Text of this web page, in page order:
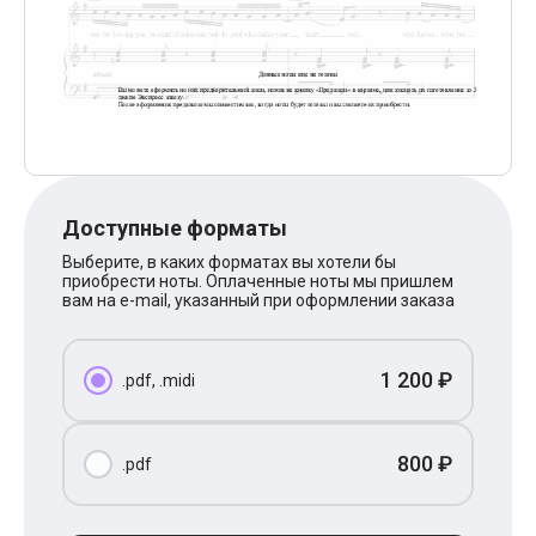
XOLIDAYBOY
Ваня Дмитриенко
Анна Герман
Полина Гагарина
HammAli
Billie Eilish
Макс Корж
Алена Швец
Руки Вверх
Тима Белорусских
Олег Газманов
Мария Чайковская
Доступные форматы
Выберите, в каких форматах вы хотели бы
приобрести ноты. Оплаченные ноты мы пришлем
вам на e-mail, указанный при оформлении заказа
.pdf, .midi 1 200 ₽
.pdf 800 ₽